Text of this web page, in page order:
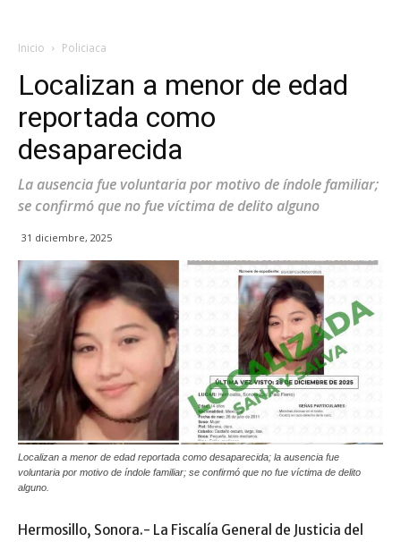
Inicio Policiaca
Localizan a menor de edad
reportada como
desaparecida
La ausencia fue voluntaria por motivo de índole familiar;
se confirmó que no fue víctima de delito alguno
31 diciembre, 2025
Localizan a menor de edad reportada como desaparecida; la ausencia fue
voluntaria por motivo de índole familiar; se confirmó que no fue víctima de delito
alguno.
Hermosillo, Sonora.- La Fiscalía General de Justicia del